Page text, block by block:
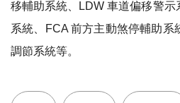
移輔助系統、LDW 車道偏移警
系統、FCA 前方主動煞停輔助系
調節系統等。